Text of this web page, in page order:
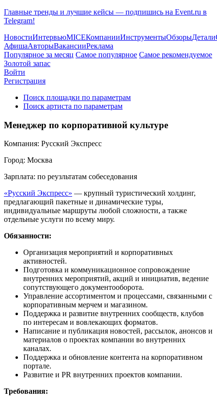
Главные тренды и лучшие кейсы — подпишись на Event.ru в
Telegram!
НовостиИнтервьюMICEКомпанииИнструментыОбзорыДетали
АфишаАвторыВакансииРеклама
Популярное за месяц Самое популярное Самое рекомендуемое
Золотой запас
Войти
Регистрация
Поиск площадки по параметрам
Поиск артиста по параметрам
Менеджер по корпоративной культуре
Компания: Русский Экспресс
Город: Москва
Зарплата: по реузльтатам собеседования
«Русский Экспресс» — крупный туристический холдинг,
предлагающий пакетные и динамические туры,
индивидуальные маршруты любой сложности, а также
отдельные услуги по всему миру.
Обязанности:
Организация мероприятий и корпоративных
активностей.
Подготовка и коммуникационное сопровождение
внутренних мероприятий, акций и инициатив, ведение
сопутствующего документооборота.
Управление ассортиментом и процессами, связанными с
корпоративным мерчем и магазином.
Поддержка и развитие внутренних сообществ, клубов
по интересам и вовлекающих форматов.
Написание и публикация новостей, рассылок, анонсов и
материалов о проектах компании во внутренних
каналах.
Поддержка и обновление контента на корпоративном
портале.
Развитие и PR внутренних проектов компании.
Требования: